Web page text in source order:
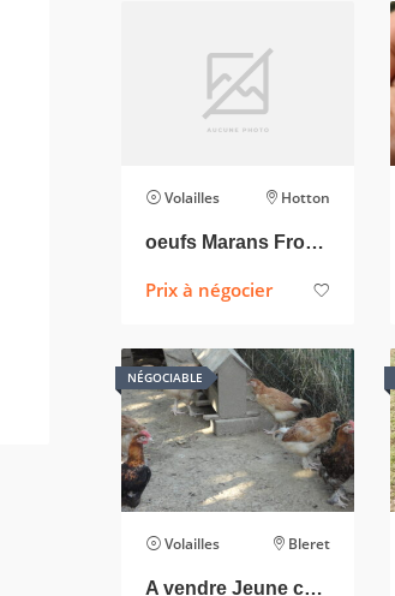
Volailles Hotton
oeufs Marans Froment
Prix à négocier
NÉGOCIABLE
Volailles Bleret
A vendre Jeune coq marans Froment